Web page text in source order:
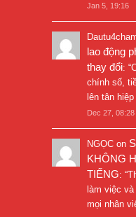
Jan 5, 19:16
lao động
thay đổi: “
chính số,
lên tân hiệp
Dec 27, 08:28
NGỌC on
KHÔNG
TIẾNG: “
làm việc
mọi nhân